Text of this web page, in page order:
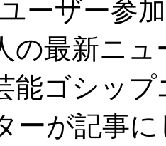
ーザー参
の最新ニ
能ゴシッ
ーが記事